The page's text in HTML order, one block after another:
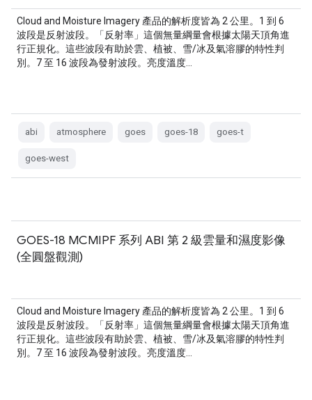
Cloud and Moisture Imagery 產品的解析度皆為 2 公里。1 到 6
波段是反射波段。「反射率」這個無量綱量會根據太陽天頂角進
行正規化。這些波段有助於雲、植被、雪/冰及氣溶膠的特性判
別。7 至 16 波段為發射波段。亮度溫度…
abi atmosphere goes goes-18 goes-t
goes-west
GOES-18 MCMIPF 系列 ABI 第 2 級雲量和濕度影像
(全圓盤觀測)
Cloud and Moisture Imagery 產品的解析度皆為 2 公里。1 到 6
波段是反射波段。「反射率」這個無量綱量會根據太陽天頂角進
行正規化。這些波段有助於雲、植被、雪/冰及氣溶膠的特性判
別。7 至 16 波段為發射波段。亮度溫度…